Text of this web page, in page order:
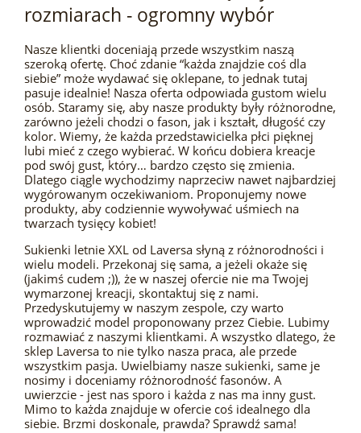
rozmiarach - ogromny wybór
Nasze klientki doceniają przede wszystkim naszą
szeroką ofertę. Choć zdanie “każda znajdzie coś dla
siebie” może wydawać się oklepane, to jednak tutaj
pasuje idealnie! Nasza oferta odpowiada gustom wielu
osób. Staramy się, aby nasze produkty były różnorodne,
zarówno jeżeli chodzi o fason, jak i kształt, długość czy
kolor. Wiemy, że każda przedstawicielka płci pięknej
lubi mieć z czego wybierać. W końcu dobiera kreacje
pod swój gust, który… bardzo często się zmienia.
Dlatego ciągle wychodzimy naprzeciw nawet najbardziej
wygórowanym oczekiwaniom. Proponujemy nowe
produkty, aby codziennie wywoływać uśmiech na
twarzach tysięcy kobiet!
Sukienki letnie XXL od Laversa słyną z różnorodności i
wielu modeli. Przekonaj się sama, a jeżeli okaże się
(jakimś cudem ;)), że w naszej ofercie nie ma Twojej
wymarzonej kreacji, skontaktuj się z nami.
Przedyskutujemy w naszym zespole, czy warto
wprowadzić model proponowany przez Ciebie. Lubimy
rozmawiać z naszymi klientkami. A wszystko dlatego, że
sklep Laversa to nie tylko nasza praca, ale przede
wszystkim pasja. Uwielbiamy nasze sukienki, same je
nosimy i doceniamy różnorodność fasonów. A
uwierzcie - jest nas sporo i każda z nas ma inny gust.
Mimo to każda znajduje w ofercie coś idealnego dla
siebie. Brzmi doskonale, prawda? Sprawdź sama!